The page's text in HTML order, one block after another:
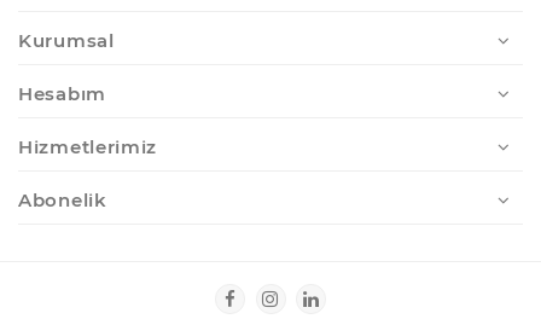
Kurumsal
Hesabım
Hizmetlerimiz
Abonelik